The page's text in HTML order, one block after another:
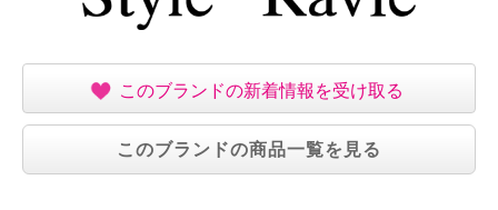
このブランドの新着情報を受け取る
このブランドの商品一覧を見る